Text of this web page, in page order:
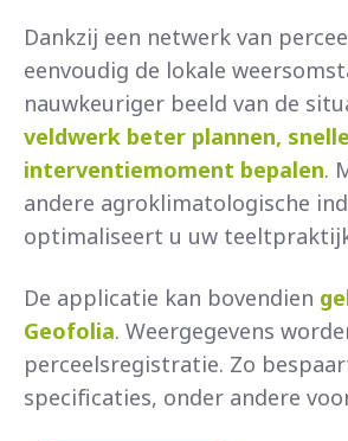
Dankzij een netwerk van
eenvoudig de lokale
nauwkeuriger beeld van de
veldwerk beter plannen,
interventiemoment bepalen.
andere agroklimatologische
optimaliseert u uw
De applicatie kan bovendien
Geofolia. Weergegevens
perceelsregistratie. Zo
specificaties, onder andere